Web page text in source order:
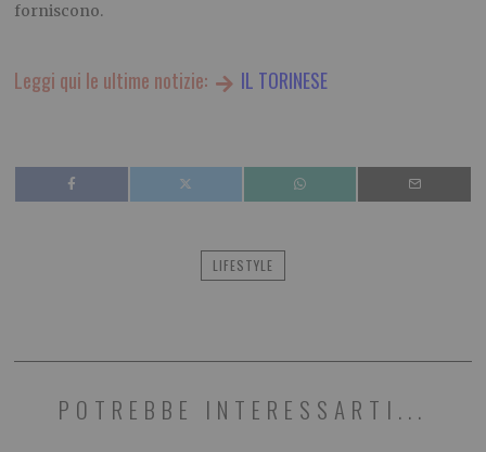
forniscono.
Leggi qui le ultime notizie: IL TORINESE
LIFESTYLE
POTREBBE INTERESSARTI...